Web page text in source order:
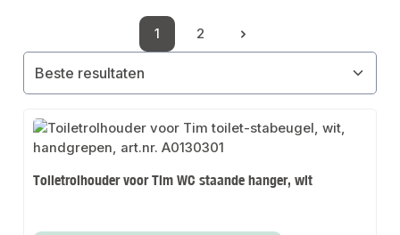
Pagina
1
Pagina
2
Toiletrolhouder voor Tim WC staande hanger, wit